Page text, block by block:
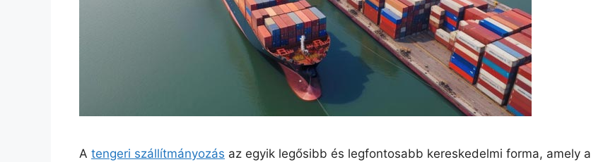
A tengeri szállítmányozás az egyik legősibb és legfontosabb kereskedelmi forma, amely a